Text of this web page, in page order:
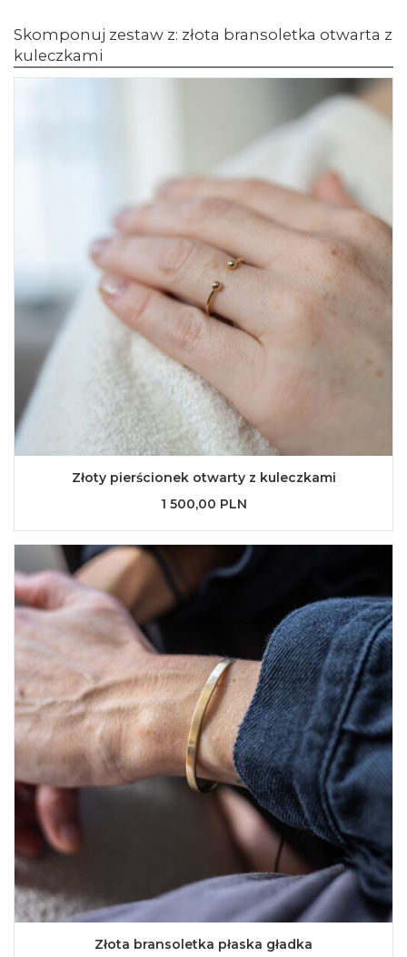
Skomponuj zestaw z: złota bransoletka otwarta z
kuleczkami
Złoty pierścionek otwarty z kuleczkami
1 500,00 PLN
Złota bransoletka płaska gładka